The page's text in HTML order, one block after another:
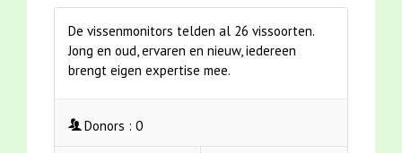
De vissenmonitors telden al 26 vissoorten.
Jong en oud, ervaren en nieuw, iedereen
brengt eigen expertise mee.
Donors : 0